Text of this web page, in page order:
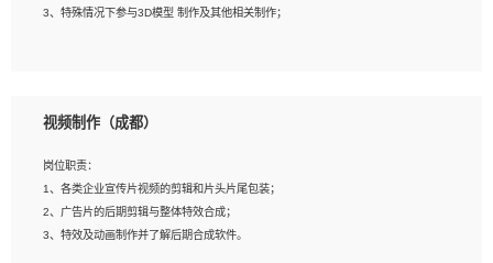
3、特殊情况下参与3D模型 制作及其他相关制作；
上；
3、想象力丰富, 有一定的艺术审美深度；
4、有良好的场景特效搭建功底；
5、熟悉 3Ds Max 或者 Maya；
6、有良好的沟通能力和团队合作意识；
视频制作（成都）
岗位职责：
1、各类企业宣传片视频的剪辑和片头片尾包装；
2、广告片的后期剪辑与整体特效合成；
3、特效及动画制作并了解后期合成软件。